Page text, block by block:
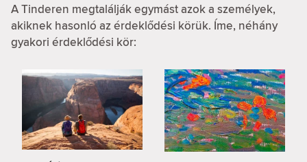
A Tinderen megtalálják egymást azok a személyek,
akiknek hasonló az érdeklődési körük. Íme, néhány
gyakori érdeklődési kör: